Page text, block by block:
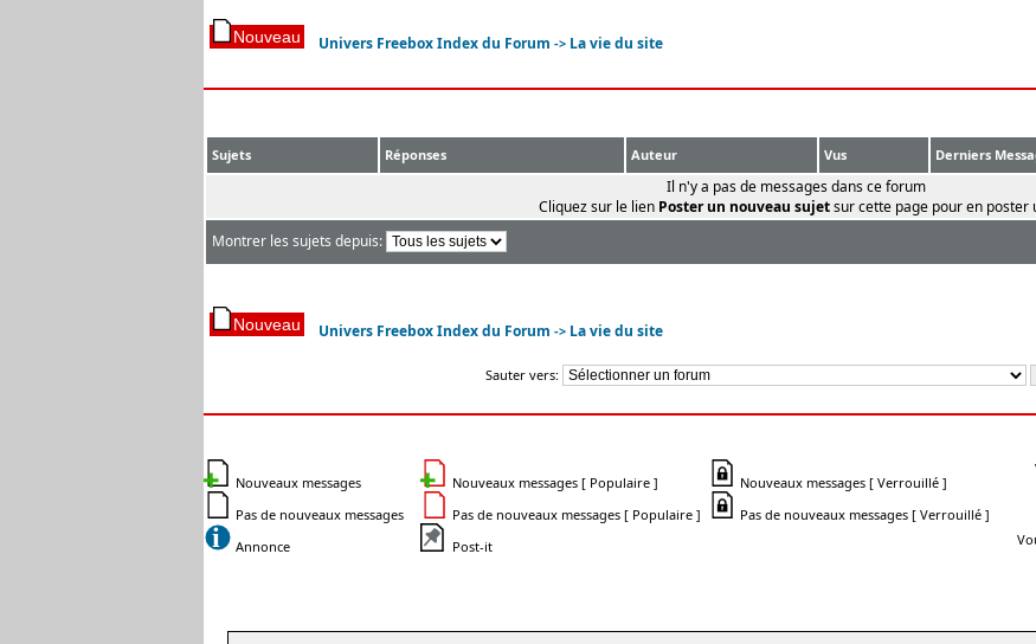
Univers Freebox Index du Forum -> La vie du site
Sujets Réponses Auteur Vus Derniers
Il n'y a pas de messages dans ce forum
Cliquez sur le lien Poster un nouveau sujetsur cette page pour en poster
Montrer les sujets depuis:
Univers Freebox Index du Forum -> La vie du site
Sauter vers:
Nouveaux messages
Pas de nouveaux messages
Annonce
Nouveaux messages [ Populaire ]
Pas de nouveaux messages [ Populaire ]
Post-it
Nouveaux messages [ Verrouillé ]
Pas de nouveaux messages [ Verrouillé ]